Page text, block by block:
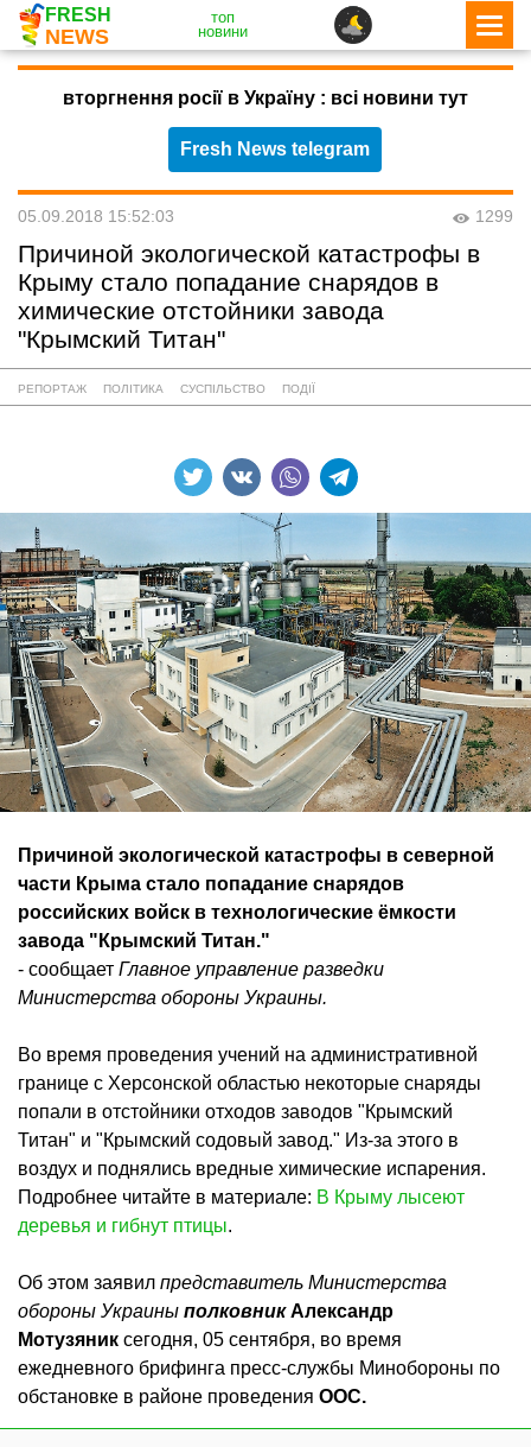
FRESH
NEWS
топ
новини
вторгнення росії в Україну : всі новини тут
Fresh News telegram
05.09.2018 15:52:03 1299
Причиной экологической катастрофы в
Крыму стало попадание снарядов в
химические отстойники завода
"Крымский Титан"
РЕПОРТАЖ ПОЛІТИКА СУСПІЛЬСТВО ПОДІЇ
Причиной экологической катастрофы в северной
части Крыма стало попадание снарядов
российских войск в технологические ёмкости
завода "Крымский Титан."
- сообщает Главное управление разведки
Министерства обороны Украины.
Во время проведения учений на административной
границе с Херсонской областью некоторые снаряды
попали в отстойники отходов заводов "Крымский
Титан" и "Крымский содовый завод." Из-за этого в
воздух и поднялись вредные химические испарения.
Подробнее читайте в материале: В Крыму лысеют
деревья и гибнут птицы.
Об этом заявил представитель Министерства
обороны Украины полковникАлександр
Мотузяник сегодня, 05 сентября, во время
ежедневного брифинга пресс-службы Минобороны по
обстановке в районе проведения ООС.